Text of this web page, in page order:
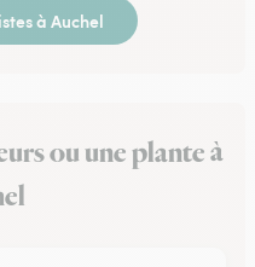
à Auchel
ou une plante à